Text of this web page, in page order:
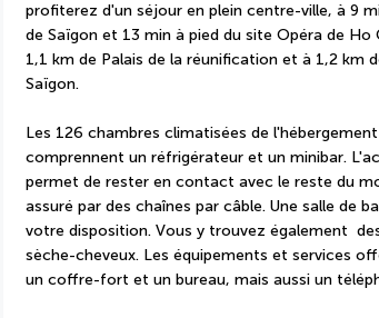
profiterez d'un séjour en plein centre-ville, à 9
de Saïgon et 13 min à pied du site Opéra de
1,1 km de Palais de la réunification et à 1,2 km
Saïgon.
Les 126 chambres climatisées de
comprennent un réfrigérateur et un minibar.
permet de rester en contact avec le reste du
assuré par des chaînes par câble. Une salle de
votre disposition. Vous y trouvez également
sèche-cheveux. Les équipements et services
un coffre-fort et un bureau, mais aussi un